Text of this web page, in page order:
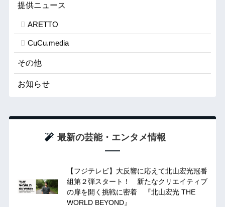
提供ニュース
ARETTO
CuCu.media
その他
お知らせ
最新の芸能・エンタメ情報
【フジテレビ】大反響に応えて北山宏光冠番
組第２弾スタート！ 新たなクリエイティブ
の扉を開く挑戦に密着 『北山宏光 THE
WORLD BEYOND』